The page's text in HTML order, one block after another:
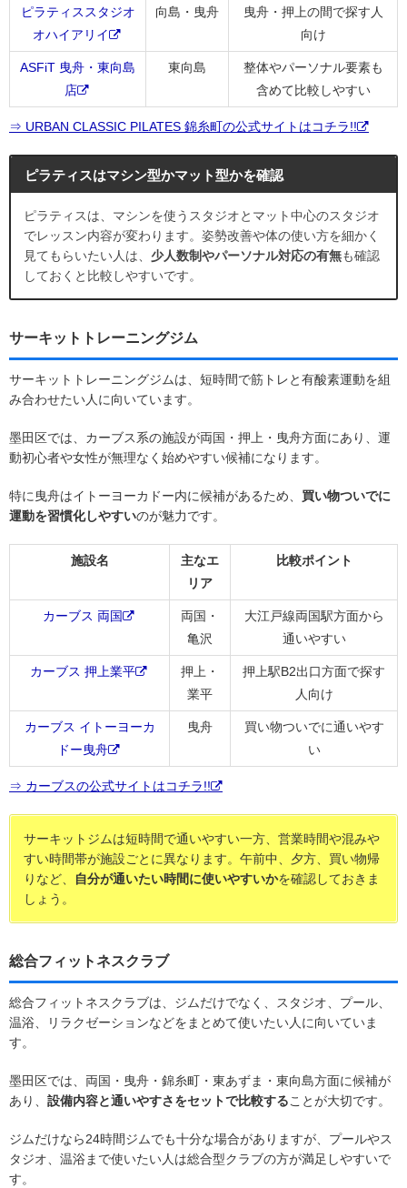
ピラティススタジオ
オハイアリイ
向島・曳舟
曳舟・押上の間で探す人
向け
ASFiT 曳舟・東向島
店
東向島
整体やパーソナル要素も
含めて比較しやすい
⇒ URBAN CLASSIC PILATES 錦糸町の公式サイトはコチラ!!
ピラティスはマシン型かマット型かを確認
ピラティスは、マシンを使うスタジオとマット中心のスタジオ
でレッスン内容が変わります。姿勢改善や体の使い方を細かく
見てもらいたい人は、 少人数制やパーソナル対応の有無も確認
しておくと比較しやすいです。
サーキットトレーニングジム
サーキットトレーニングジムは、短時間で筋トレと有酸素運動を組
み合わせたい人に向いています。
墨田区では、カーブス系の施設が両国・押上・曳舟方面にあり、運
動初心者や女性が無理なく始めやすい候補になります。
特に曳舟はイトーヨーカドー内に候補があるため、 買い物ついでに
運動を習慣化しやすいのが魅力です。
施設名
主なエ
リア
比較ポイント
カーブス 両国
両国・
亀沢
大江戸線両国駅方面から
通いやすい
カーブス 押上業平
押上・
業平
押上駅B2出口方面で探す
人向け
カーブス イトーヨーカ
ドー曳舟
曳舟
買い物ついでに通いやす
い
⇒ カーブスの公式サイトはコチラ!!
サーキットジムは短時間で通いやすい一方、営業時間や混みや
すい時間帯が施設ごとに異なります。午前中、夕方、買い物帰
りなど、
自分が通いたい時間に使いやすいかを確認しておきま
しょう。
総合フィットネスクラブ
総合フィットネスクラブは、ジムだけでなく、スタジオ、プール、
温浴、リラクゼーションなどをまとめて使いたい人に向いていま
す。
墨田区では、両国・曳舟・錦糸町・東あずま・東向島方面に候補が
あり、 設備内容と通いやすさをセットで比較することが大切です。
ジムだけなら24時間ジムでも十分な場合がありますが、プールやス
タジオ、温浴まで使いたい人は総合型クラブの方が満足しやすいで
す。